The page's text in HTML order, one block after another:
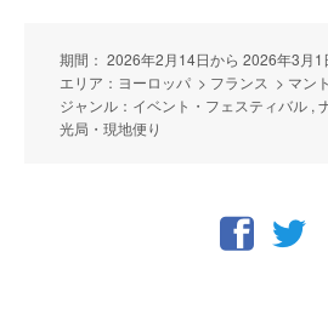
期間： 2026年2月14日から 2026年3月1
エリア：ヨーロッパ > フランス > マン
ジャンル：イベント・フェスティバル ,
光局・現地便り